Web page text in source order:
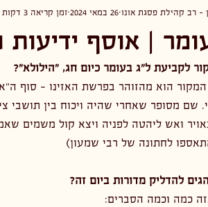
פרשת השבוע
| אוסף ידיעות
- רב קהילת פסגת אונו 26 במאי 2024 זמן קריאה 3 דקות
לקביעת ל"ג בעומר כיום חג, "הילולא"?
הוא מהזוהר בפרשת האזינו - סוף
שם מסופר שאחרי שהיה ויכוח בין תושבי
ואש ליהטה לפניה ויצא קול משמים
לחתונה של רבי שמעון)
להדליק מדורות ביום זה?
כמה וכמה הסברים: